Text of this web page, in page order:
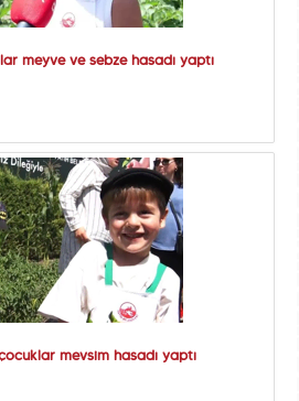
meyve ve sebze hasadı yaptı
mevsim hasadı yaptı